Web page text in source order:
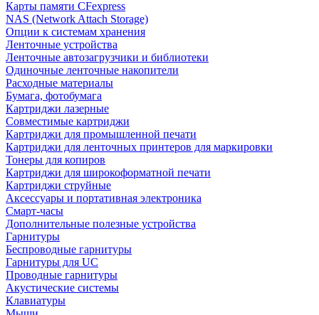
Карты памяти CFexpress
NAS (Network Attach Storage)
Опции к системам хранения
Ленточные устройства
Ленточные автозагрузчики и библиотеки
Одиночные ленточные накопители
Расходные материалы
Бумага, фотобумага
Картриджи лазерные
Совместимые картриджи
Картриджи для промышленной печати
Картриджи для ленточных принтеров для маркировки
Тонеры для копиров
Картриджи для широкоформатной печати
Картриджи струйные
Аксессуары и портативная электроника
Смарт-часы
Дополнительные полезные устройства
Гарнитуры
Беспроводные гарнитуры
Гарнитуры для UC
Проводные гарнитуры
Акустические системы
Клавиатуры